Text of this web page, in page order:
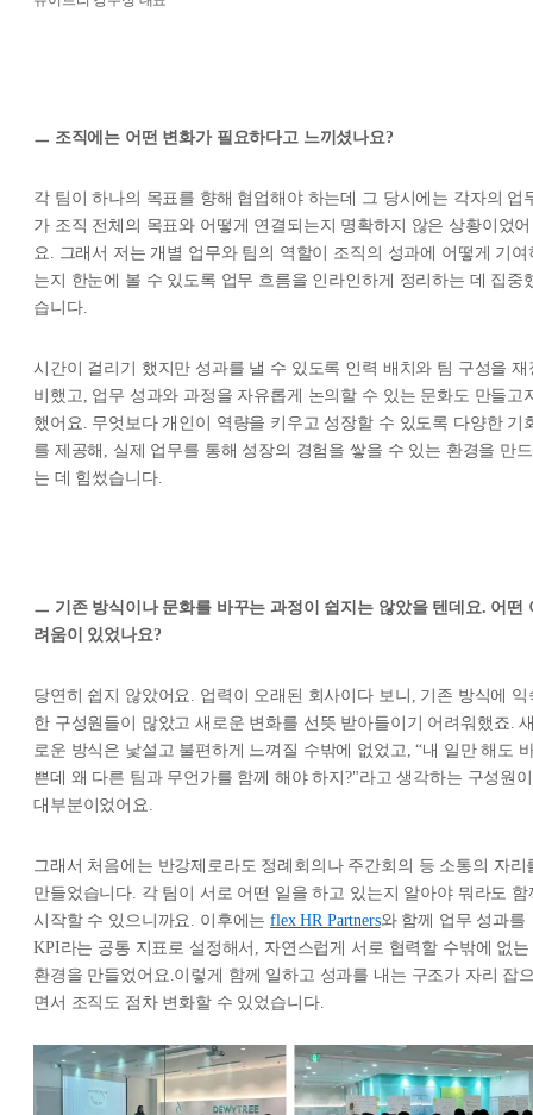
ㅡ 조직에는 어떤 변화가 필요하다고 느끼셨나요?
각 팀이 하나의 목표를 향해 협업해야 하는데 그 당시에는 각자의 업
가 조직 전체의 목표와 어떻게 연결되는지 명확하지 않은 상황이었어
요. 그래서 저는 개별 업무와 팀의 역할이 조직의 성과에 어떻게 기여
는지 한눈에 볼 수 있도록 업무 흐름을 인라인하게 정리하는 데 집중
습니다.
시간이 걸리기 했지만 성과를 낼 수 있도록 인력 배치와 팀 구성을 재
비했고, 업무 성과와 과정을 자유롭게 논의할 수 있는 문화도 만들고
했어요. 무엇보다 개인이 역량을 키우고 성장할 수 있도록 다양한 기
를 제공해, 실제 업무를 통해 성장의 경험을 쌓을 수 있는 환경을 만드
는 데 힘썼습니다.
ㅡ 기존 방식이나 문화를 바꾸는 과정이 쉽지는 않았을 텐데요. 어떤
려움이 있었나요?
당연히 쉽지 않았어요. 업력이 오래된 회사이다 보니, 기존 방식에 익
한 구성원들이 많았고 새로운 변화를 선뜻 받아들이기 어려워했죠.
로운 방식은 낯설고 불편하게 느껴질 수밖에 없었고, “내 일만 해도
쁜데 왜 다른 팀과 무언가를 함께 해야 하지?"라고 생각하는 구성원이
대부분이었어요.
그래서 처음에는 반강제로라도 정례회의나 주간회의 등 소통의 자리
만들었습니다. 각 팀이 서로 어떤 일을 하고 있는지 알아야 뭐라도 함
시작할 수 있으니까요. 이후에는flex HR Partners와 함께 업무 성과를
KPI라는 공통 지표로 설정해서, 자연스럽게 서로 협력할 수밖에 없는
환경을 만들었어요.이렇게 함께 일하고 성과를 내는 구조가 자리 잡
면서 조직도 점차 변화할 수 있었습니다.